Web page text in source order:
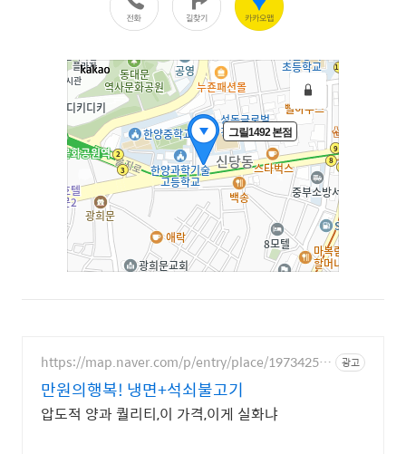
https://map.naver.com/p/entry/place/19734254 광고
만원의행복! 냉면+석쇠불고기
압도적 양과 퀄리티,이 가격,이게 실화냐